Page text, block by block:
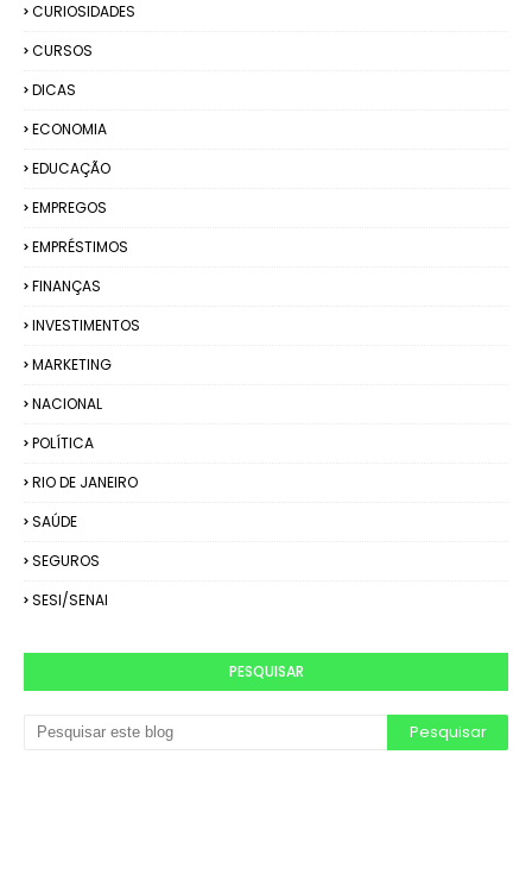
CURIOSIDADES
CURSOS
DICAS
ECONOMIA
EDUCAÇÃO
EMPREGOS
EMPRÉSTIMOS
FINANÇAS
INVESTIMENTOS
MARKETING
NACIONAL
POLÍTICA
RIO DE JANEIRO
SAÚDE
SEGUROS
SESI/SENAI
PESQUISAR